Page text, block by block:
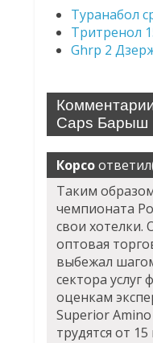
Туранабол
Тритренол
Ghrp 2
Caps Барыш
Корсо
Таким
чемпионата
свои хотелки.
оптовая
выбежал
сектора
оценкам
Superior
трудятся от